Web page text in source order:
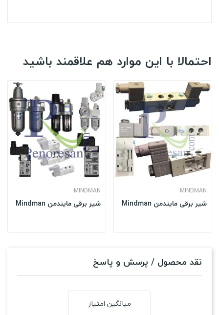
احتمالا با این موارد هم علاقمند باشید
MINDMAN
شیر برقی مایندمن Mindman
MINDMAN
شیر برقی مایندمن Mindman
نقد محصول / پرسش و پاسخ
میانگین امتیاز